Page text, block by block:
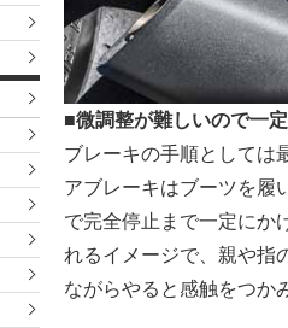
■微調整が難しいので一
ブレーキの手順としては
アブレーキはブーツを履
で完全停止まで一定にか
れるイメージで、親や指
ながらやると感触をつか